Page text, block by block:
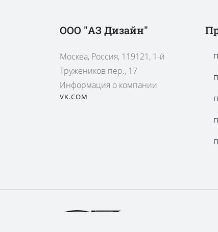
ООО "АЗ Дизайн"
Москва, Россия, 119121, 1-й
Тружеников пер., 17
Информация о компании
VK.COM